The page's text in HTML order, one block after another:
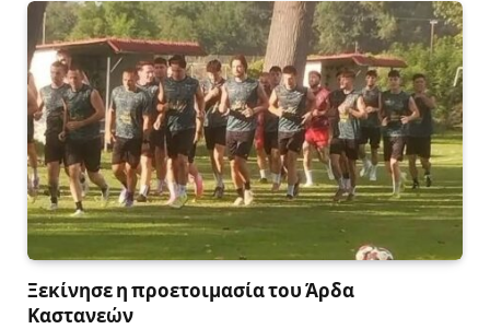
Ξεκίνησε η προετοιμασία του Άρδα
Καστανεών